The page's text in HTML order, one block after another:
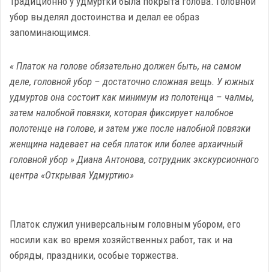
убор выделял достоинства и делал ее образ
запоминающимся.
« Платок на голове обязательно должен быть, на самом
деле, головной убор – достаточно сложная вещь. У южных
удмуртов она состоит как минимум из полотенца – чалмы,
затем налобной повязки, которая фиксирует налобное
полотенце на голове, и затем уже после налобной повязки
женщина надевает на себя платок или более архаичный
головной убор » Диана Антонова, сотрудник экскурсионного
центра «Открывая Удмуртию»
Платок служил универсальным головным убором, его
носили как во время хозяйственных работ, так и на
обряды, праздники, особые торжества.